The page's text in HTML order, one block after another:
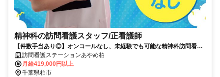
精神科の訪問看護スタッフ/正看護師
【件数手当あり◎】オンコールなし、未経験でも可能な精神科訪問看護
ステーション。正看護師募集
訪問看護ステーションあやめ柏
月給419,000円以上
千葉県柏市